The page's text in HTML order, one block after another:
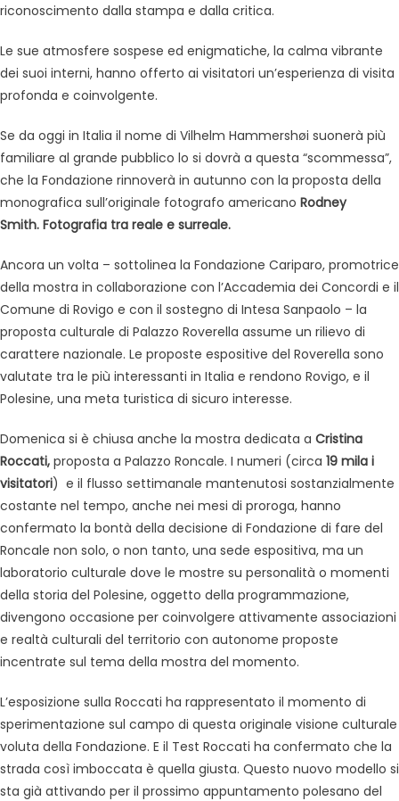
riconoscimento dalla stampa e dalla critica.
Le sue atmosfere sospese ed enigmatiche, la calma vibrante
dei suoi interni, hanno offerto ai visitatori un’esperienza di visita
profonda e coinvolgente.
Se da oggi in Italia il nome di Vilhelm Hammershøi suonerà più
familiare al grande pubblico lo si dovrà a questa “scommessa”,
che la Fondazione rinnoverà in autunno con la proposta della
monografica sull’originale fotografo americano Rodney
Smith. Fotografia tra reale e surreale.
Ancora un volta – sottolinea la Fondazione Cariparo, promotrice
della mostra in collaborazione con l’Accademia dei Concordi e il
Comune di Rovigo e con il sostegno di Intesa Sanpaolo – la
proposta culturale di Palazzo Roverella assume un rilievo di
carattere nazionale. Le proposte espositive del Roverella sono
valutate tra le più interessanti in Italia e rendono Rovigo, e il
Polesine, una meta turistica di sicuro interesse.
Domenica si è chiusa anche la mostra dedicata a Cristina
Roccati, proposta a Palazzo Roncale. I numeri (circa 19 mila i
visitatori) e il flusso settimanale mantenutosi sostanzialmente
costante nel tempo, anche nei mesi di proroga, hanno
confermato la bontà della decisione di Fondazione di fare del
Roncale non solo, o non tanto, una sede espositiva, ma un
laboratorio culturale dove le mostre su personalità o momenti
della storia del Polesine, oggetto della programmazione,
divengono occasione per coinvolgere attivamente associazioni
e realtà culturali del territorio con autonome proposte
incentrate sul tema della mostra del momento.
L’esposizione sulla Roccati ha rappresentato il momento di
sperimentazione sul campo di questa originale visione culturale
voluta della Fondazione. E il Test Roccati ha confermato che la
strada così imboccata è quella giusta. Questo nuovo modello si
sta già attivando per il prossimo appuntamento polesano del